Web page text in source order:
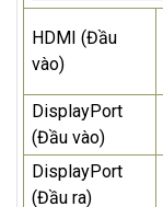
HDMI (Đầu
vào)
DisplayPort
(Đầu vào)
DisplayPort
(Đầu ra)